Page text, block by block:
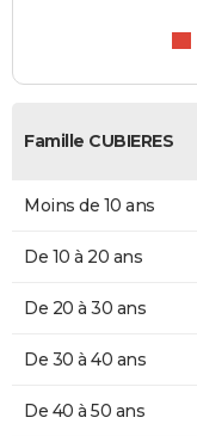
Famille CUBIERES
Moins de 10 ans
De 10 à 20 ans
De 20 à 30 ans
De 30 à 40 ans
De 40 à 50 ans